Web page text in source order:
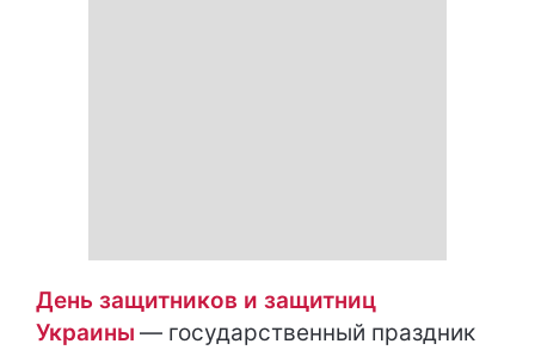
День защитников и защитниц
Украины — государственный праздник